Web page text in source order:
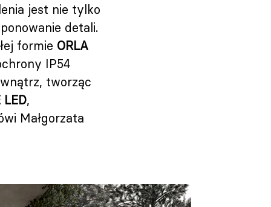
jest nie tylko
detali.
formie ORLA
IP54
tworząc
LED,
Małgorzata